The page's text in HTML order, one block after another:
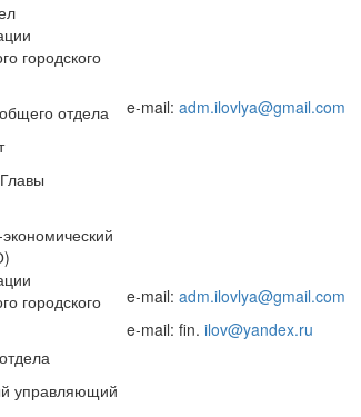
городского
e-mail:adm.ilovlya@gmail.com
отдела
городского
e-mail:adm.ilovlya@gmail.com
e-mail: fin.ilov@yandex.ru
управляющий